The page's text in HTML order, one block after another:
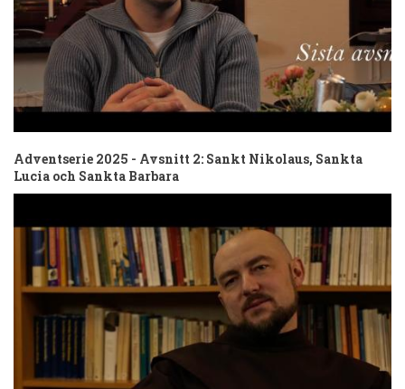
Adventserie 2025 - Avsnitt 2: Sankt Nikolaus, Sankta
Lucia och Sankta Barbara